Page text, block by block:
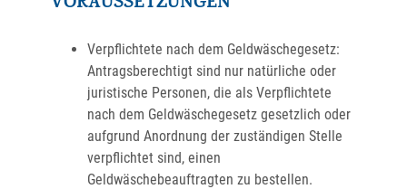
Verpflichtete nach dem Geldwäschegesetz:
Antragsberechtigt sind nur natürliche oder
juristische Personen, die als Verpflichtete
nach dem Geldwäschegesetz gesetzlich oder
aufgrund Anordnung der zuständigen Stelle
verpflichtet sind, einen
Geldwäschebeauftragten zu bestellen.